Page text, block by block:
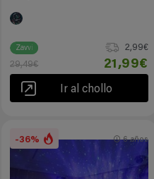
Zavvi
2,99€
29,49€
21,99€
Ir al chollo
-36% 6 años